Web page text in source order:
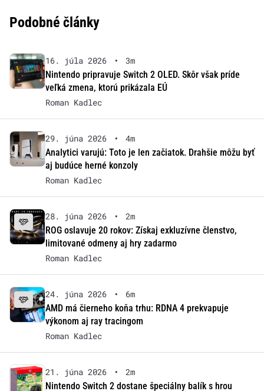
Podobné články
16. júla 2026 •
3m
Nintendo pripravuje Switch 2 OLED. Skôr však príde
veľká zmena, ktorú prikázala EÚ
Roman Kadlec
29. júna 2026 •
4m
Analytici varujú: Toto je len začiatok. Drahšie môžu byť
aj budúce herné konzoly
Roman Kadlec
28. júna 2026 •
2m
ROG oslavuje 20 rokov: Získaj exkluzívne členstvo,
limitované odmeny aj hry zadarmo
Roman Kadlec
24. júna 2026 •
6m
AMD má čierneho koňa trhu: RDNA 4 prekvapuje
výkonom aj ray tracingom
Roman Kadlec
21. júna 2026 •
2m
Nintendo Switch 2 dostane špeciálny balík s hrou